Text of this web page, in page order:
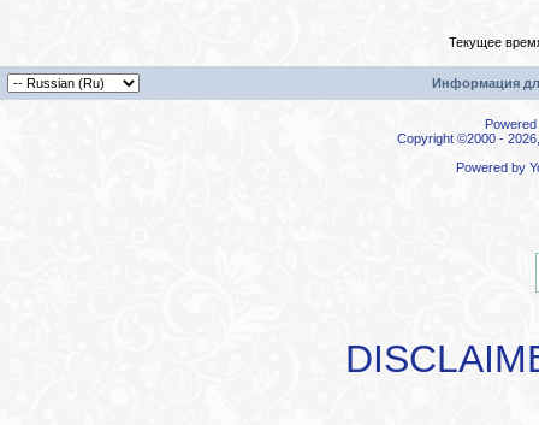
Текущее
Информация
Copyright ©2000 -
Powered by